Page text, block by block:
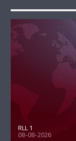
RLL 1
08-08-2026